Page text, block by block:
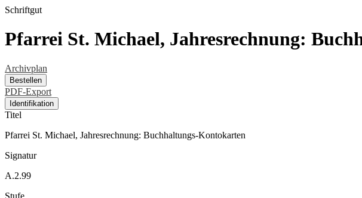
Schriftgut
Pfarrei St. Michael, Jahresrechnung:
Archivplan
Bestellen
PDF-Export
Identifikation
Titel
Pfarrei St. Michael, Jahresrechnung: Buchhaltungs-Kontokarten
Signatur
A.2.99
Stufe